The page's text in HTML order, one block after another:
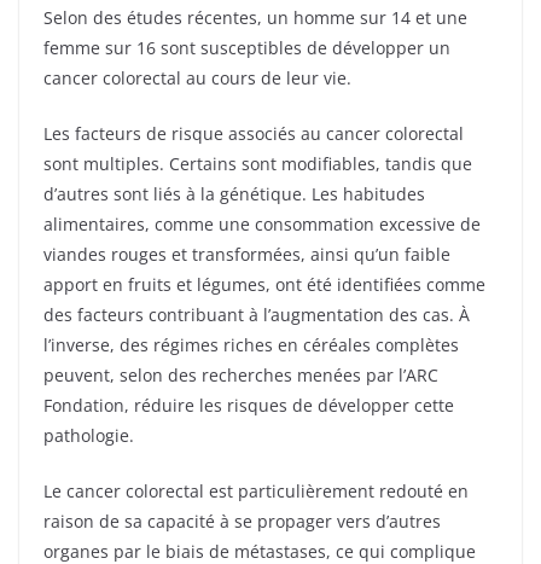
Selon des études récentes, un homme sur 14 et une
femme sur 16 sont susceptibles de développer un
cancer colorectal au cours de leur vie.
Les facteurs de risque associés au cancer colorectal
sont multiples. Certains sont modifiables, tandis que
d’autres sont liés à la génétique. Les habitudes
alimentaires, comme une consommation excessive de
viandes rouges et transformées, ainsi qu’un faible
apport en fruits et légumes, ont été identifiées comme
des facteurs contribuant à l’augmentation des cas. À
l’inverse, des régimes riches en céréales complètes
peuvent, selon des recherches menées par l’ARC
Fondation, réduire les risques de développer cette
pathologie.
Le cancer colorectal est particulièrement redouté en
raison de sa capacité à se propager vers d’autres
organes par le biais de métastases, ce qui complique